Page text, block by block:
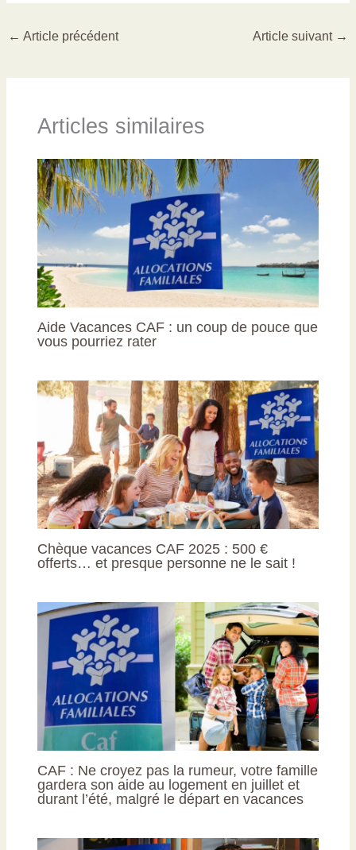
← Article précédent Article suivant →
Articles similaires
Aide Vacances CAF : un coup de pouce que
vous pourriez rater
Chèque vacances CAF 2025 : 500 €
offerts… et presque personne ne le sait !
CAF : Ne croyez pas la rumeur, votre famille
gardera son aide au logement en juillet et
durant l’été, malgré le départ en vacances